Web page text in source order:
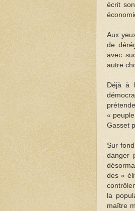
écrit
Aux
de
avec
autre
Déjà à
«
Gasset
Sur
danger
des «
la
maître